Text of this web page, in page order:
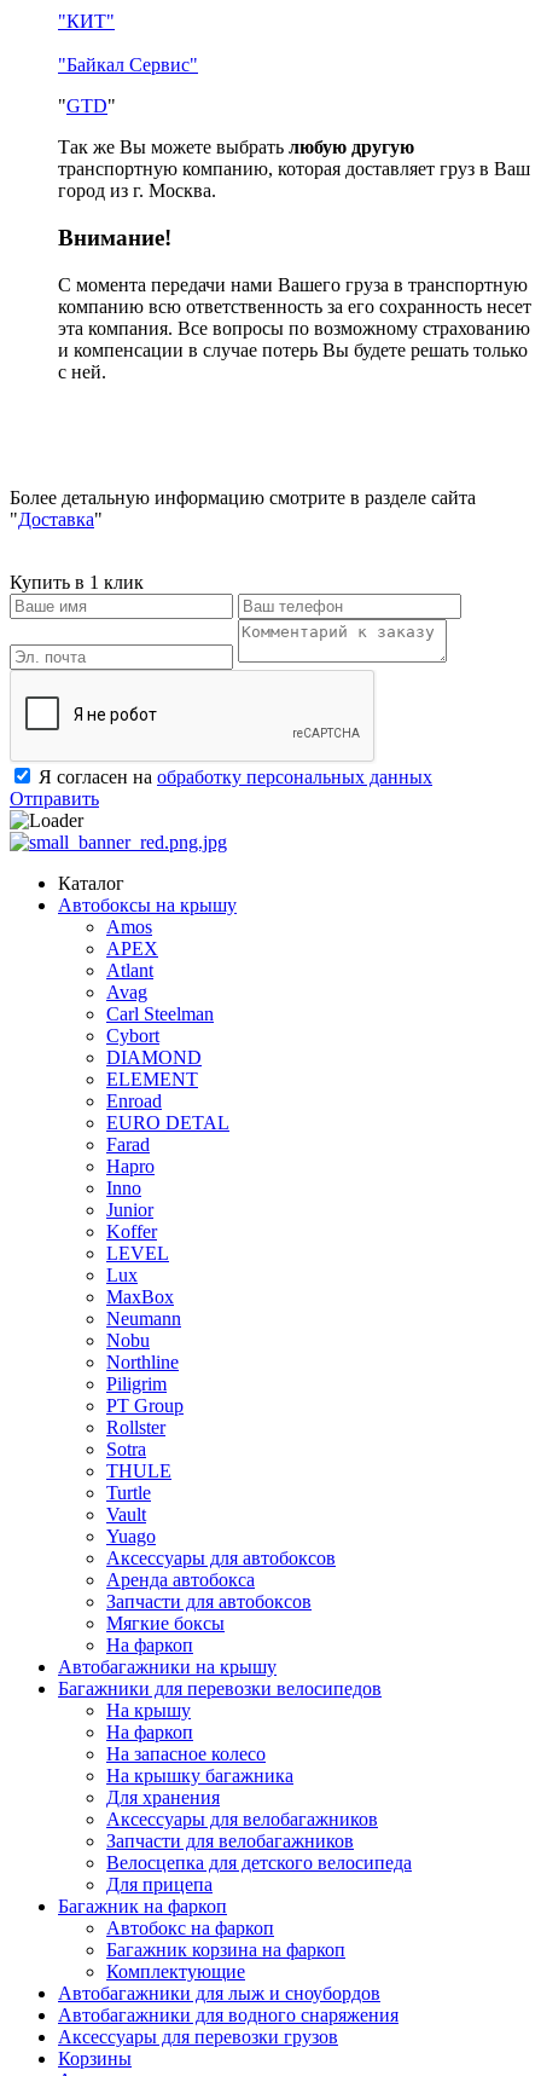
"КИТ"
"Байкал Сервис"
"GTD"
Так же Вы можете выбрать любую другую
транспортную компанию, которая доставляет груз в Ваш
город из г. Москва.
Внимание!
С момента передачи нами Вашего груза в транспортную
компанию всю ответственность за его сохранность несет
эта компания. Все вопросы по возможному страхованию
и компенсации в случае потерь Вы будете решать только
с ней.
Более детальную информацию смотрите в разделе сайта
"Доставка"
Купить в 1 клик
Я согласен на обработку персональных данных
Отправить
Каталог
Автобоксы на крышу
Amos
APEX
Atlant
Avag
Carl Steelman
Cybort
DIAMOND
ELEMENT
Enroad
EURO DETAL
Farad
Hapro
Inno
Junior
Koffer
LEVEL
Lux
MaxBox
Neumann
Nobu
Northline
Piligrim
PT Group
Rollster
Sotra
THULE
Turtle
Vault
Yuago
Аксессуары для автобоксов
Аренда автобокса
Запчасти для автобоксов
Мягкие боксы
На фаркоп
Автобагажники на крышу
Багажники для перевозки велосипедов
На крышу
На фаркоп
На запасное колесо
На крышку багажника
Для хранения
Аксессуары для велобагажников
Запчасти для велобагажников
Велосцепка для детского велосипеда
Для прицепа
Багажник на фаркоп
Автобокс на фаркоп
Багажник корзина на фаркоп
Комплектующие
Автобагажники для лыж и сноубордов
Автобагажники для водного снаряжения
Аксессуары для перевозки грузов
Корзины